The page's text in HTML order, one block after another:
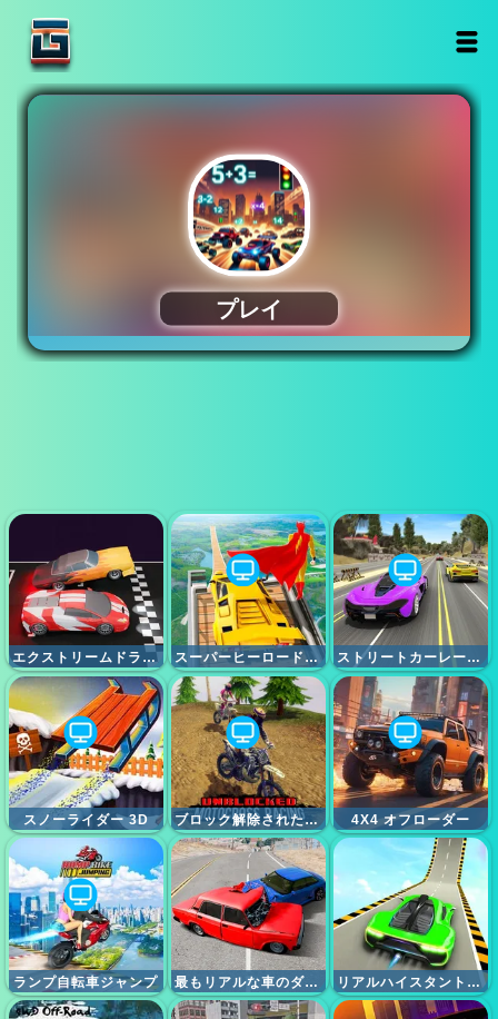
エクストリームドラッグレース スーパーヒーロードライビングスクール ストリートカーレースアルティメット
スノーライダー 3D ブロック解除されたモトクロスレース 4X4 オフローダー
ランプ自転車ジャンプ 最もリアルな車のダメージとスタントユニークな破壊エンジン リアルハイスタントカーエクストリーム